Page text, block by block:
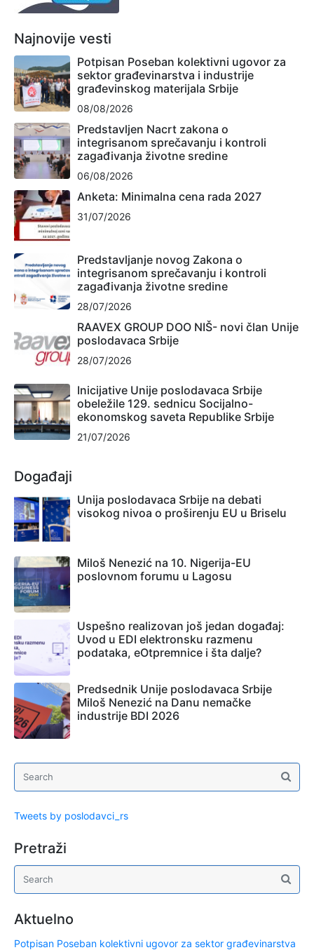
Najnovije vesti
Potpisan Poseban kolektivni ugovor za
sektor građevinarstva i industrije
građevinskog materijala Srbije
08/08/2026
Predstavljen Nacrt zakona o
integrisanom sprečavanju i kontroli
zagađivanja životne sredine
06/08/2026
Anketa: Minimalna cena rada 2027
31/07/2026
Predstavljanje novog Zakona o
integrisanom sprečavanju i kontroli
zagađivanja životne sredine
28/07/2026
RAAVEX GROUP DOO NIŠ- novi član Unije
poslodavaca Srbije
28/07/2026
Inicijative Unije poslodavaca Srbije
obeležile 129. sednicu Socijalno-
ekonomskog saveta Republike Srbije
21/07/2026
Događaji
Unija poslodavaca Srbije na debati
visokog nivoa o proširenju EU u Briselu
Miloš Nenezić na 10. Nigerija-EU
poslovnom forumu u Lagosu
Uspešno realizovan još jedan događaj:
Uvod u EDI elektronsku razmenu
podataka, eOtpremnice i šta dalje?
Predsednik Unije poslodavaca Srbije
Miloš Nenezić na Danu nemačke
industrije BDI 2026
Tweets by poslodavci_rs
Pretraži
Aktuelno
Potpisan Poseban kolektivni ugovor za sektor građevinarstva